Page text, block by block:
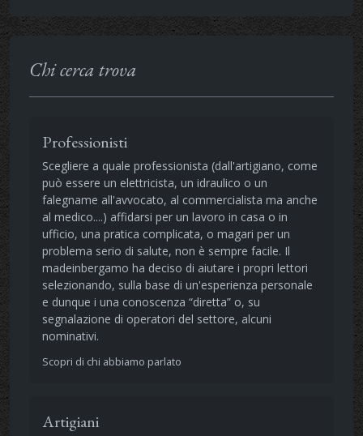
Chi cerca trova
Professionisti
Scegliere a quale professionista (dall'artigiano, come
può essere un elettricista, un idraulico o un
falegname all'avvocato, al commercialista ma anche
al medico....) affidarsi per un lavoro in casa o in
ufficio, una pratica complicata, o magari per un
problema serio di salute, non è sempre facile. Il
madeinbergamo ha deciso di aiutare i propri lettori
selezionando, sulla base di un'esperienza personale
e dunque i una conoscenza “diretta” o, su
segnalazione di operatori del settore, alcuni
nominativi.
Scopri di chi abbiamo parlato
Artigiani